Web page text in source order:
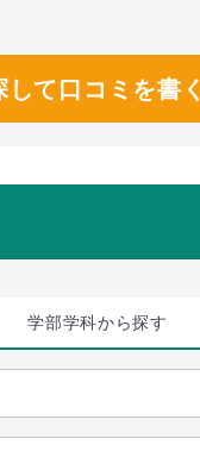
して口コミを書く
学部学科から探す